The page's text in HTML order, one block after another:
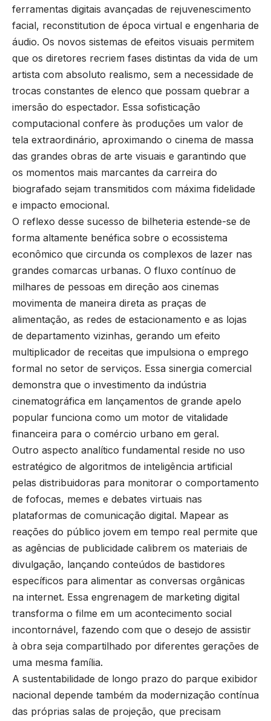
ferramentas digitais avançadas de rejuvenescimento
facial, reconstitution de época virtual e engenharia de
áudio. Os novos sistemas de efeitos visuais permitem
que os diretores recriem fases distintas da vida de um
artista com absoluto realismo, sem a necessidade de
trocas constantes de elenco que possam quebrar a
imersão do espectador. Essa sofisticação
computacional confere às produções um valor de
tela extraordinário, aproximando o cinema de massa
das grandes obras de arte visuais e garantindo que
os momentos mais marcantes da carreira do
biografado sejam transmitidos com máxima fidelidade
e impacto emocional.
O reflexo desse sucesso de bilheteria estende-se de
forma altamente benéfica sobre o ecossistema
econômico que circunda os complexos de lazer nas
grandes comarcas urbanas. O fluxo contínuo de
milhares de pessoas em direção aos cinemas
movimenta de maneira direta as praças de
alimentação, as redes de estacionamento e as lojas
de departamento vizinhas, gerando um efeito
multiplicador de receitas que impulsiona o emprego
formal no setor de serviços. Essa sinergia comercial
demonstra que o investimento da indústria
cinematográfica em lançamentos de grande apelo
popular funciona como um motor de vitalidade
financeira para o comércio urbano em geral.
Outro aspecto analítico fundamental reside no uso
estratégico de algoritmos de inteligência artificial
pelas distribuidoras para monitorar o comportamento
de fofocas, memes e debates virtuais nas
plataformas de comunicação digital. Mapear as
reações do público jovem em tempo real permite que
as agências de publicidade calibrem os materiais de
divulgação, lançando conteúdos de bastidores
específicos para alimentar as conversas orgânicas
na internet. Essa engrenagem de marketing digital
transforma o filme em um acontecimento social
incontornável, fazendo com que o desejo de assistir
à obra seja compartilhado por diferentes gerações de
uma mesma família.
A sustentabilidade de longo prazo do parque exibidor
nacional depende também da modernização contínua
das próprias salas de projeção, que precisam